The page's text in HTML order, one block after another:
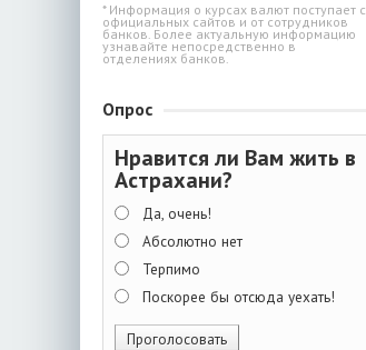
* Информация о курсах валют поступает с
официальных сайтов и от сотрудников
банков. Более актуальную информацию
узнавайте непосредственно в
отделениях банков.
Опрос
Нравится ли Вам жить в
Астрахани?
Да, очень!
Абсолютно нет
Терпимо
Поскорее бы отсюда уехать!